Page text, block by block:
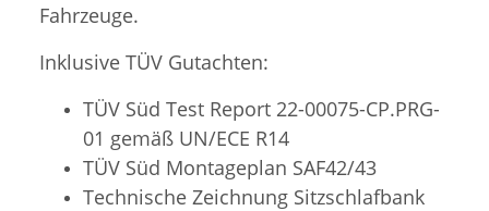
Fahrzeuge.
Inklusive TÜV Gutachten:
TÜV Süd Test Report 22-00075-CP.PRG-
01 gemäß UN/ECE R14
TÜV Süd Montageplan SAF42/43
Technische Zeichnung Sitzschlafbank